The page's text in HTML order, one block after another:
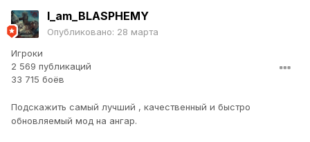
I_am_BLASPHEMY
Опубликовано: 28 марта
Игроки
2 569 публикаций
33 715 боёв
Подскажить самый лучший , качественный и быстро
обновляемый мод на ангар.